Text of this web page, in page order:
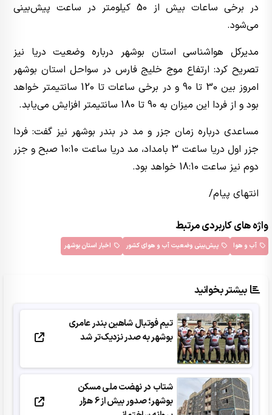
در برخی ساعات بیش از 50 کیلومتر در ساعت پیش‌بینی
می‌شود.
مدیرکل هواشناسی استان بوشهر درباره وضعیت دریا نیز
تصریح کرد: ارتفاع موج خلیج فارس در سواحل استان بوشهر
امروز بین 30 تا 90 و در برخی ساعات تا 120 سانتیمتر خواهد
بود و از فردا این میزان به 90 تا 180 سانتیمتر افزایش می‌یابد.
مساعدی درباره زمان جزر و مد در بندر بوشهر نیز گفت: فردا
جزر اول دریا ساعت 3 بامداد، مد دریا ساعت 10:10 صبح و جزر
دوم نیز ساعت 18:10 خواهد بود.
انتهای پیام/
واژه های کاربردی مرتبط
آب و هوا پیش‌بینی وضعیت آب و هوای کشور اخبار استان بوشهر
بیشتر بخوانید
تیم فوتبال شاهین بندر عامری
بوشهر به صدر نزدیک‌تر شد
شتاب در نهضت ملی مسکن
بوشهر؛ صدور بیش از 6 هزار